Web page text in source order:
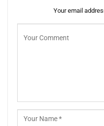
Your email